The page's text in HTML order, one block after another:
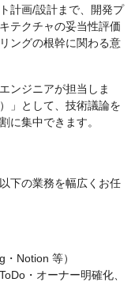
計画/設計まで、開発プ
テクチャの妥当性評価
ングの根幹に関わる意
ンジニアが担当しま
」として、技術議論を
に集中できます。
下の業務を幅広くお任
Notion 等）
・オーナー明確化、